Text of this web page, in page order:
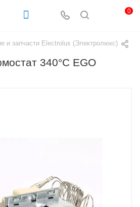
0
и запчасти Electrolux (Электролюкс)
340°C EGO